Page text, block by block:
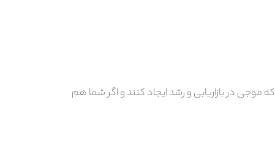
موجی در بازاریابی و رشد ایجاد کنند و اگر شما هم